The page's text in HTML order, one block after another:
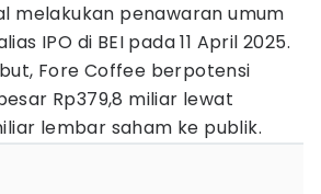
melakukan penawaran umum
IPO di BEI pada 11 April 2025.
Fore Coffee berpotensi
Rp379,8 miliar lewat
lembar saham ke publik.